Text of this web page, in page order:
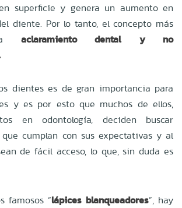
superficie y genera un aumento en
diente. Por lo tanto, el concepto más
aclaramiento dental y no
dientes es de gran importancia para
y es por esto que muchos de ellos,
en odontología, deciden buscar
que cumplan con sus expectativas y al
de fácil acceso, lo que, sin duda es
famosos “lápices blanqueadores”, hay